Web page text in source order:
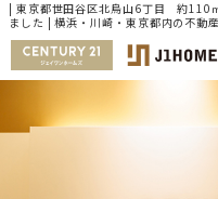
| 東京都世田谷区北烏山6丁目 約110
ました | 横浜・川崎・東京都内の不動
ョン）ならセンチュリー21ジェイワン